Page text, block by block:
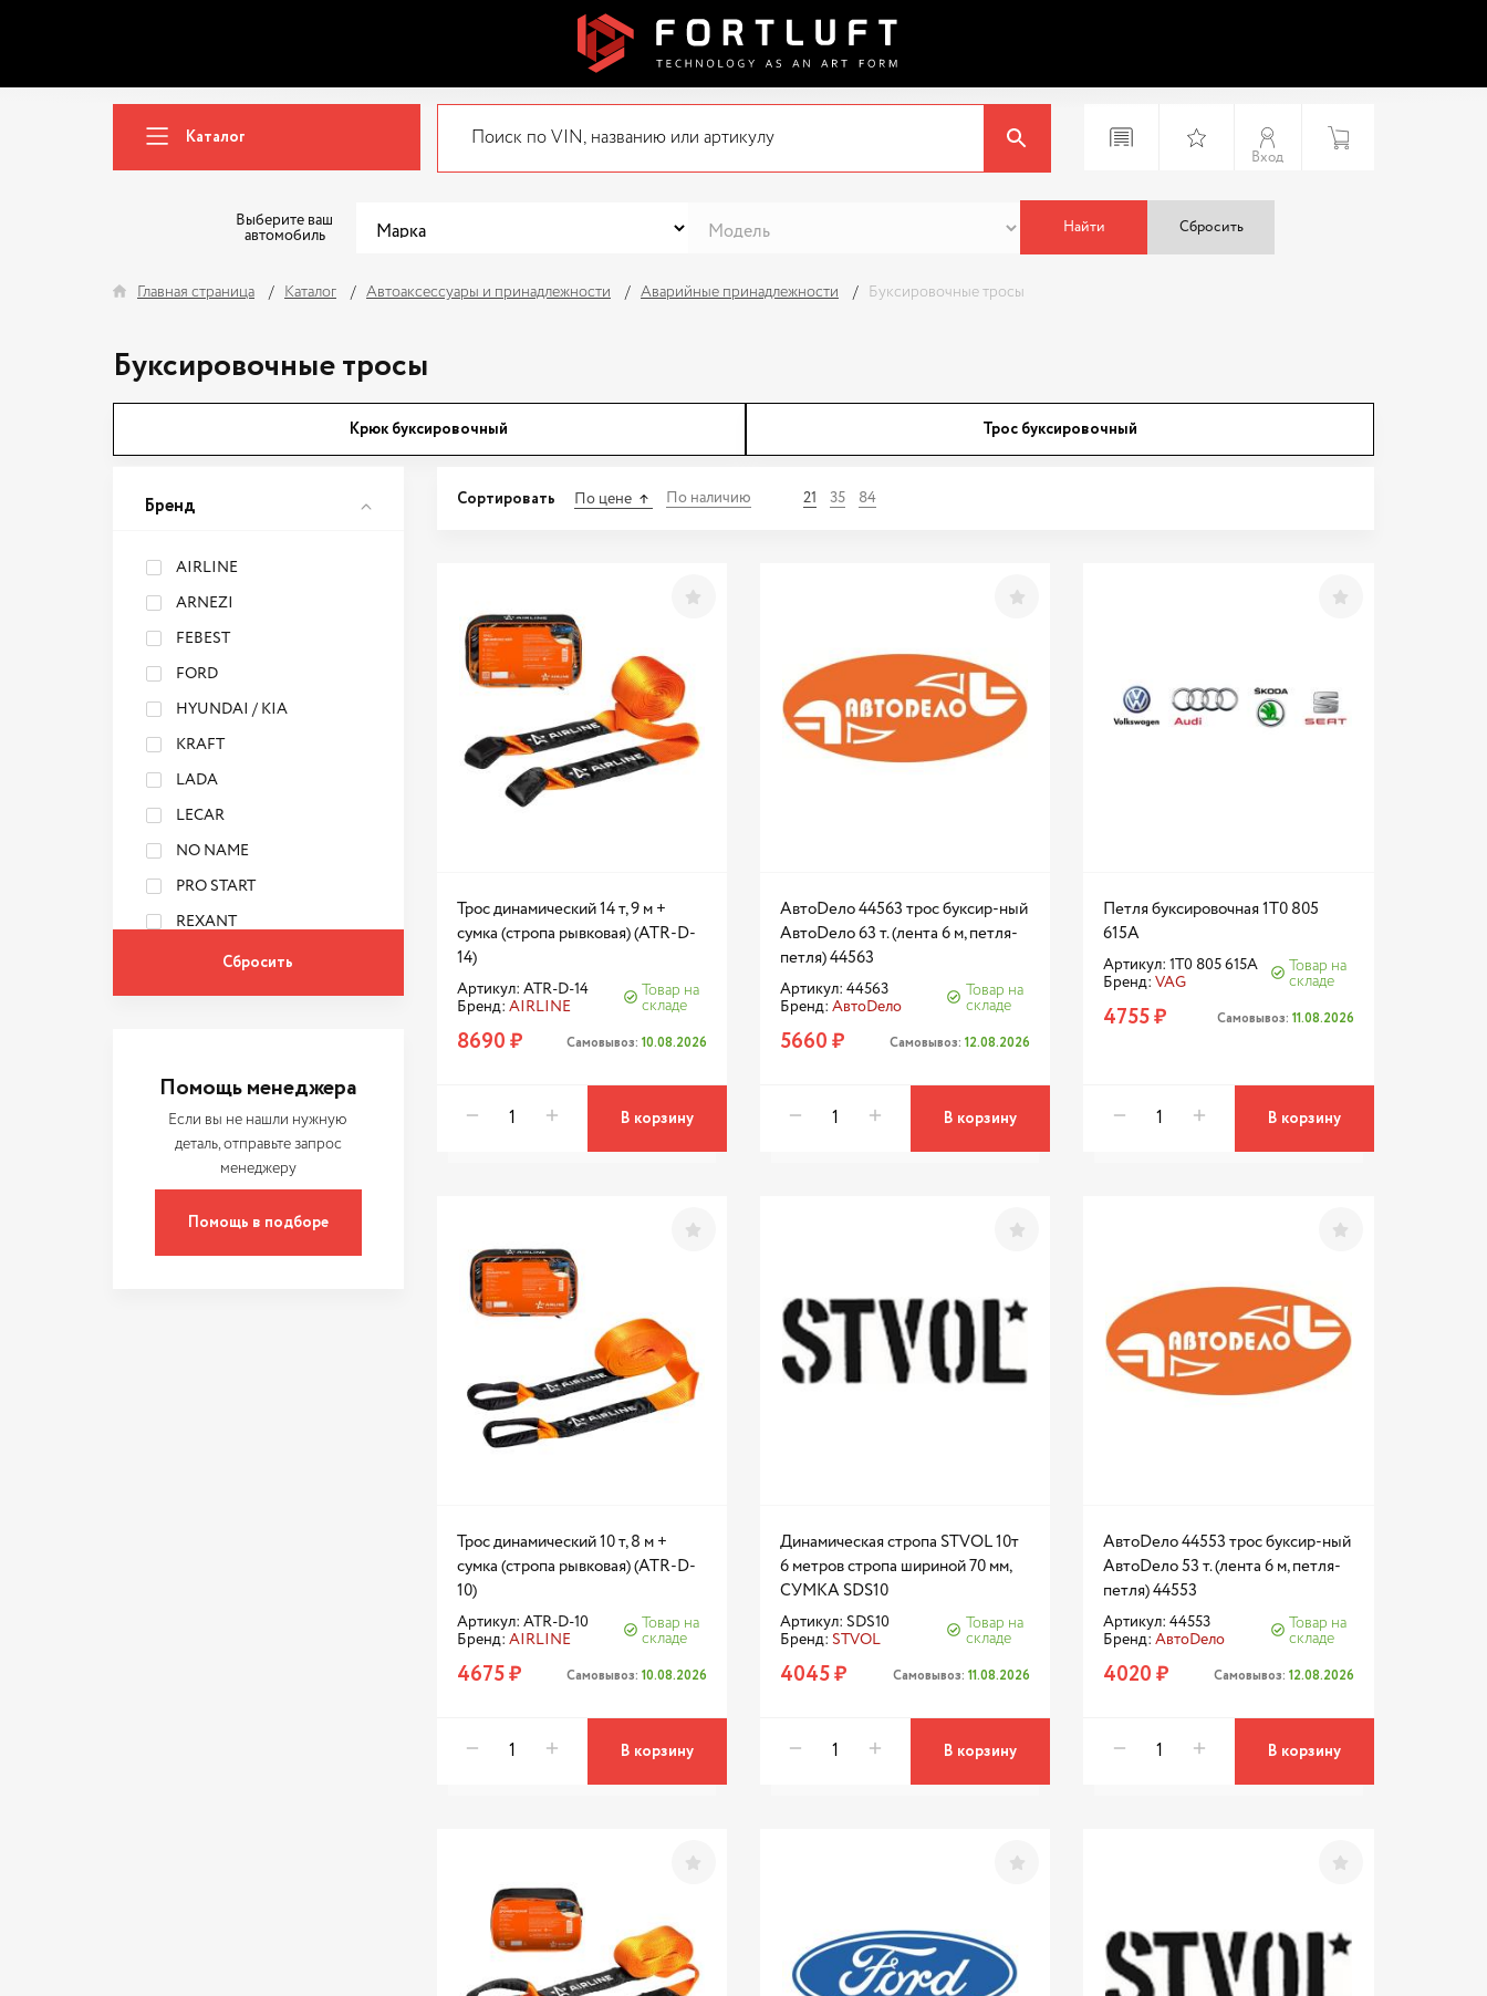
Каталог
Вход
Выберите ваш
автомобиль
Найти Сбросить
Главная страница Каталог Автоаксессуары и принадлежности Аварийные принадлежности Буксировочные тросы
Буксировочные тросы
Крюк буксировочный Трос буксировочный
Бренд
AIRLINE
ARNEZI
FEBEST
FORD
HYUNDAI / KIA
KRAFT
LADA
LECAR
NO NAME
PRO START
REXANT
RUNWAY
STELS
АвтоDело
Сервис ключ
Помощь менеджера
Если вы не нашли нужную
деталь, отправьте запрос
менеджеру
Помощь в подборе
Сортировать По цене По наличию 21 35 84
Трос динамический 14 т, 9 м +
сумка (стропа рывковая) (ATR-D-
14)
Артикул: ATR-D-14
Бренд: AIRLINE
Товар на
складе
8690 ₽ Самовывоз: 10.08.2026
В корзину
АвтоDело 44563 трос буксир-ный
АвтоDело 63 т. (лента 6 м, петля-
петля) 44563
Артикул: 44563
Бренд: АвтоDело
Товар на
складе
5660 ₽ Самовывоз:12.08.2026
В корзину
Петля буксировочная 1T0 805
615A
Артикул: 1T0 805 615A
Бренд:VAG
Товар на
складе
4755 ₽ Самовывоз: 11.08.2026
В корзину
Трос динамический 10 т, 8 м +
сумка (стропа рывковая) (ATR-D-
10)
Артикул: ATR-D-10
Бренд: AIRLINE
Товар на
складе
4675 ₽ Самовывоз: 10.08.2026
В корзину
Динамическая стропа STVOL 10т
6 метров стропа шириной 70 мм,
СУМКА SDS10
Артикул: SDS10
Бренд: STVOL
Товар на
складе
4045 ₽ Самовывоз:11.08.2026
В корзину
АвтоDело 44553 трос буксир-ный
АвтоDело 53 т. (лента 6 м, петля-
петля) 44553
Артикул: 44553
Бренд:АвтоDело
Товар на
складе
4020 ₽ Самовывоз: 12.08.2026
В корзину